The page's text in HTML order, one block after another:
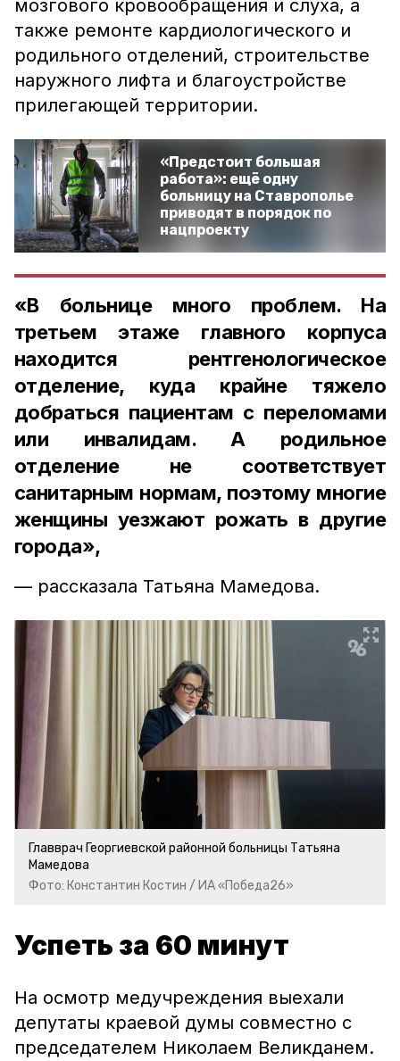
мозгового кровообращения и слуха, а
также ремонте кардиологического и
родильного отделений, строительстве
наружного лифта и благоустройстве
прилегающей территории.
«Предстоит большая
работа»: ещё одну
больницу на Ставрополье
приводят в порядок по
нацпроекту
«В больнице много проблем. На
третьем этаже главного корпуса
находится рентгенологическое
отделение, куда крайне тяжело
добраться пациентам с переломами
или инвалидам. А родильное
отделение не соответствует
санитарным нормам, поэтому многие
женщины уезжают рожать в другие
города»,
— рассказала Татьяна Мамедова.
Главврач Георгиевской районной больницы Татьяна
Мамедова
Фото: Константин Костин / ИА «Победа26»
Успеть за 60 минут
На осмотр медучреждения выехали
депутаты краевой думы совместно с
председателем Николаем Великданем.